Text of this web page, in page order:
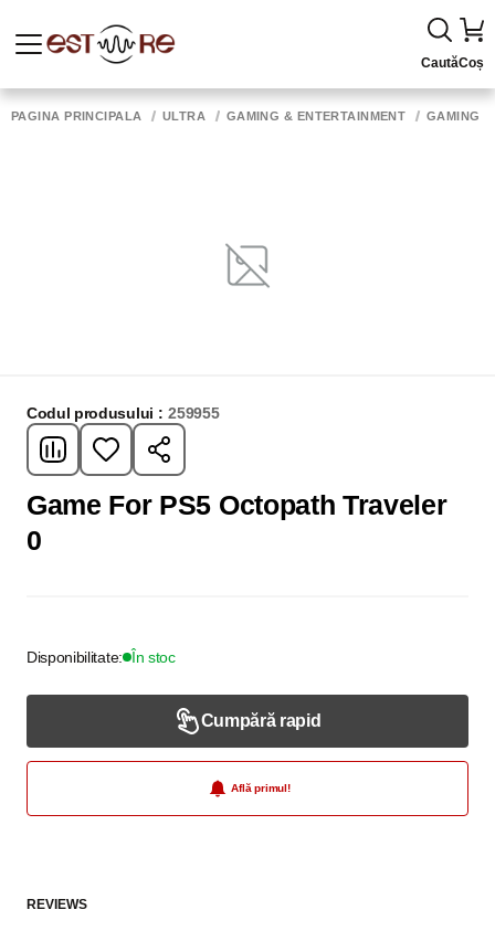
CautăCoș
PAGINA PRINCIPALĂ ULTRA GAMING & ENTERTAINMENT GAMING
Codul produsului : 259955
Game For PS5 Octopath Traveler
0
Disponibilitate: În stoc
Cumpără rapid
Află primul!
REVIEWS